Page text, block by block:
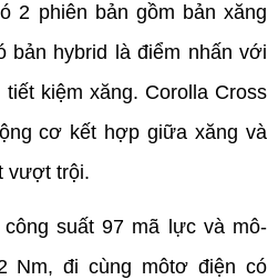
2 phiên bản gồm bản xăng
bản hybrid là điểm nhấn với
kiệm xăng. Corolla Cross
cơ kết hợp giữa xăng và
vượt trội.
suất 97 mã lực và mô-
Nm, đi cùng môtơ điện có